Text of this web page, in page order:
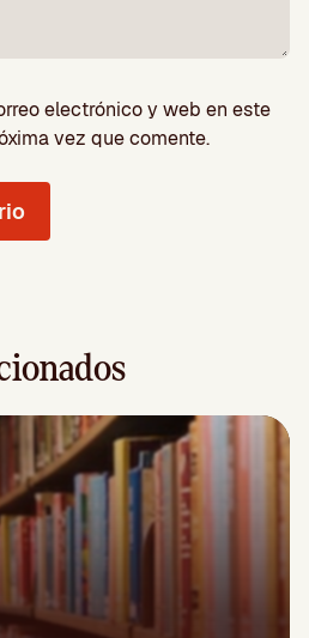
electrónico y web en este
vez que comente.